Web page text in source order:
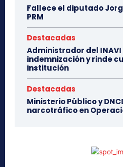
Fallece el diputado
PRM
Destacadas
Administrador del
indemnización y rinde
institución
Destacadas
Ministerio Público y
narcotráfico en